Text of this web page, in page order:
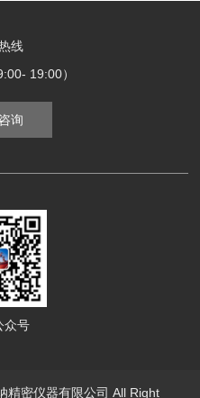
线
19:00）
询
众号
精密仪器有限公司 All Right